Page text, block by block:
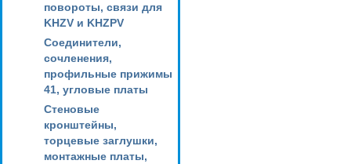
повороты, связи для
KHZV и KHZPV
Соединители,
сочленения,
профильные прижимы
41, угловые платы
Стеновые
кронштейны,
торцевые заглушки,
монтажные платы,